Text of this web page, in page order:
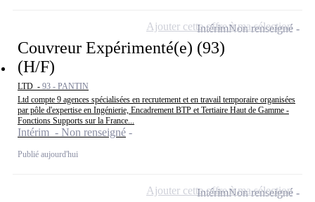
Couvreur Expérimenté(e) (93)
(H/F)
LTD - 93 - PANTIN
Ltd compte 9 agences spécialisées en recrutement et en travail temporaire organisées
par pôle d'expertise en Ingénierie, Encadrement BTP et Tertiaire Haut de Gamme -
Fonctions Supports sur la France...
Intérim - Non renseigné
Publié aujourd'hui
IntérimNon renseigné
Ajouter cette offre à ma sélection
IntérimNon renseigné
Ajouter cette offre à ma sélection